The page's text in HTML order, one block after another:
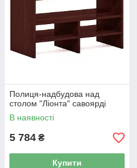
Полиця-надбудова над
столом "Ліонта" савоярді
В наявності
5 784 ₴
Купити